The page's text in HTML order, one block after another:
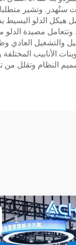
ستُهدر. وتشير
هيكل الدلو البسيط
مصيدة الدلو
والتشغيل
الأنابيب
النظام وتقلل